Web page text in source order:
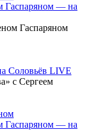
Гаспаряном — на
Гаспаряном
Соловьёв LIVE
с Сергеем
Гаспаряном — на